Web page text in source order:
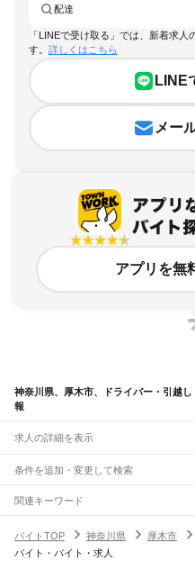
配達
「LINEで受け取る」では、新着求
す。 詳しくはこちら
LINE
メー
アプリを無
神奈川県、厚木市、ドライバー・引越
報
求人の詳細を表示
条件を追加・変更して検索
市区町村を追加・変更
神奈川県
すべて
横浜市 すべて
駅を追加・変更
職種を追加・変更
関連キーワード
神奈川県 厚木市 ドライバー・引越
神奈川県 厚木市 ドライバー・引越し
バイトTOP 神奈川県 厚木市
バイト・バイト・求人